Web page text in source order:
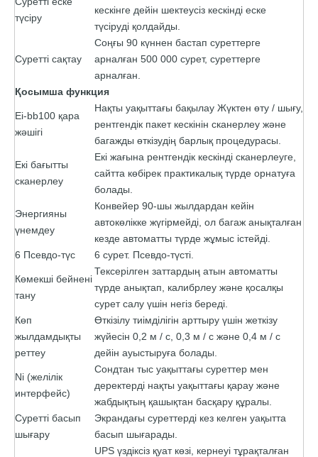
түсіру
кескінге дейін шектеусіз кескінді еске
түсіруді қолдайды.
Суретті сақтау
Соңғы 90 күннен бастап суреттерге
арналған 500 000 сурет, суреттерге
арналған.
Қосымша функция
Ei-bb100 қара
жәшігі
Нақты уақыттағы бақылау Жүктен өту / шығу,
рентгендік пакет кескінін сканерлеу және
багажды өткізудің барлық процедурасы.
Екі бағытты
сканерлеу
Екі жағына рентгендік кескінді сканерлеуге,
сайтта көбірек практикалық түрде орнатуға
болады.
Энергияны
үнемдеу
Конвейер 90-шы жылдардан кейін
автокөлікке жүгірмейді, ол багаж анықталған
кезде автоматты түрде жұмыс істейді.
6 Псевдо-түс
6 сурет. Псевдо-түсті.
Көмекші бейнені
тану
Тексерілген заттардың атын автоматты
түрде анықтап, калибрлеу және қосалқы
сурет салу үшін негіз береді.
Көп
жылдамдықты
реттеу
Өткізілу тиімділігін арттыру үшін жеткізу
жүйесін 0,2 м / с, 0,3 м / с және 0,4 м / с
дейін ауыстыруға болады.
Ni (желілік
интерфейс)
Сондтан тыс уақыттағы суреттер мен
деректерді нақты уақыттағы қарау және
жабдықтың қашықтан басқару құралы.
Суретті басып
шығару
Экрандағы суреттерді кез келген уақытта
басып шығарады.
UPS үздіксіз қуат көзі, кернеуі тұрақталған